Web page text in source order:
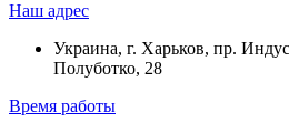
Наш адрес
Украина, г. Харьков, пр.
Полуботко, 28
Время работы